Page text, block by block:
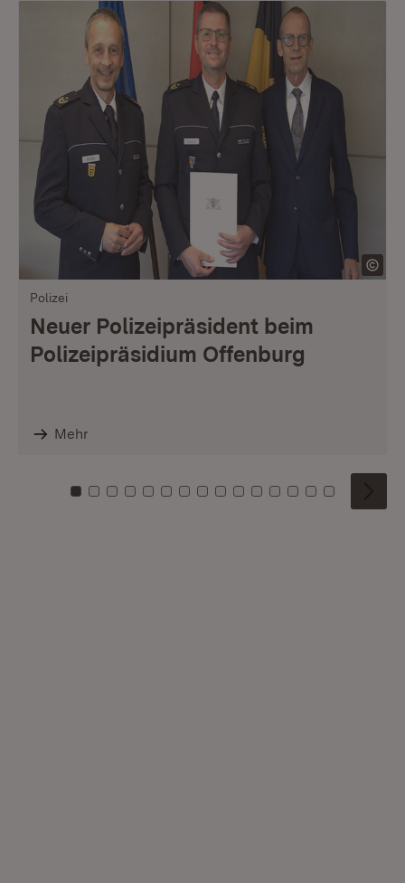
Polizei
Neuer Polizeipräsident beim
Polizeipräsidium Offenburg
Mehr
Zu Kachel: 0
Zu Kachel: 1
Zu Kachel: 2
Zu Kachel: 3
Zu Kachel: 4
Zu Kachel: 5
Zu Kachel: 6
Zu Kachel: 7
Zu Kachel: 8
Zu Kachel: 9
Zu Kachel: 10
Zu Kachel: 11
Zu Kachel: 12
Zu Kachel:
Zu